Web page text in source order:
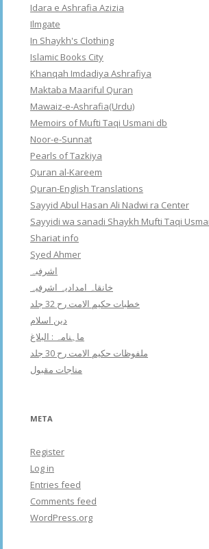
Idara e Ashrafia Azizia
Ilmgate
In Shaykh's Clothing
Islamic Books City
Khanqah Imdadiya Ashrafiya
Maktaba Maariful Quran
Mawaiz-e-Ashrafia(Urdu)
Memoirs of Mufti Taqi Usmani db
Noor-e-Sunnat
Pearls of Tazkiya
Quran al-Kareem
Quran-English Translations
Sayyid Abul Hasan Ali Nadwi ra Center
Sayyidi wa sanadi Shaykh Mufti Taqi
Shariat info
Syed Ahmer
اشرفبہ
خانقاہ امدادیہ اشرفیہ
خطبات حکیم الامت رح 32 جلد
دین اسلام
ماہنامہ : البلاغ
ملفوظات حکیم الامت رح 30 جلد
مناجات مقبول
META
Register
Log in
Entries feed
Comments feed
WordPress.org